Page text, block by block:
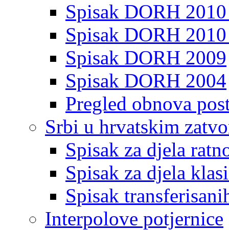
Spisak DORH
Spisak DORH
Spisak DORH 2009
Spisak DORH 2004
Pregled obnova
Srbi u hrvatskim
Spisak za djela
Spisak za djela
Spisak
Interpolove potjernice